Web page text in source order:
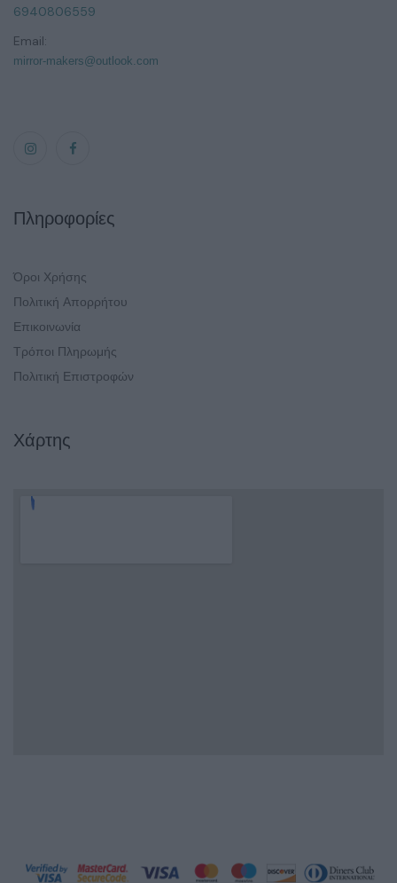
6940806559
Email:
mirror-makers@outlook.com
Πληροφορίες
Όροι Χρήσης
Πολιτική Απορρήτου
Επικοινωνία
Τρόποι Πληρωμής
Πολιτική Επιστροφών
Χάρτης